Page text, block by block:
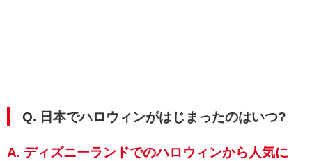
Q. 日本でハロウィンがはじまったのはいつ?
A. ディズニーランドでのハロウィンから人気に